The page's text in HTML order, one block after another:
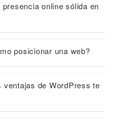
online sólida en
posicionar una web?
ventajas de WordPress te